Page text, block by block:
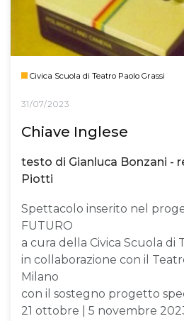
Civica Scuola di Teatro Paolo Grassi
31/07/2023
Chiave Inglese
testo di Gianluca Bonzani -
Piotti
Spettacolo inserito nel
FUTURO
a cura della Civica Scuola di
in collaborazione con il
Milano
con il sostegno progetto
21 ottobre | 5 novembre